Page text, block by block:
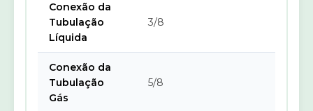
Conexão da
Tubulação
Líquida
3/8
Conexão da
Tubulação
Gás
5/8